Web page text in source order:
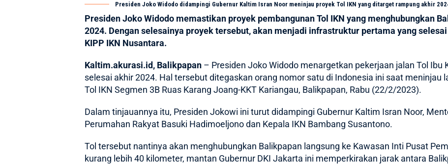
Presiden Joko Widodo didampingi Gubernur Kaltim Isran Noor meninjau proyek Tol IKN yang ditarget rampung akhir
Presiden Joko Widodo memastikan proyek pembangunan Tol IKN yang menghubungkan
2024. Dengan selesainya proyek tersebut, akan menjadi infrastruktur pertama yang
KIPP IKN Nusantara.
Kaltim.akurasi.id, Balikpapan – Presiden Joko Widodo menargetkan pekerjaan jalan Tol Ibu
selesai akhir 2024. Hal tersebut ditegaskan orang nomor satu di Indonesia ini saat meninjau
Tol IKN Segmen 3B Ruas Karang Joang-KKT Kariangau, Balikpapan, Rabu (22/2/2023).
Dalam tinjauannya itu, Presiden Jokowi ini turut didampingi Gubernur Kaltim Isran Noor,
Perumahan Rakyat Basuki Hadimoeljono dan Kepala IKN Bambang Susantono.
Tol tersebut nantinya akan menghubungkan Balikpapan langsung ke Kawasan Inti Pusat
kurang lebih 40 kilometer, mantan Gubernur DKI Jakarta ini memperkirakan jarak antara